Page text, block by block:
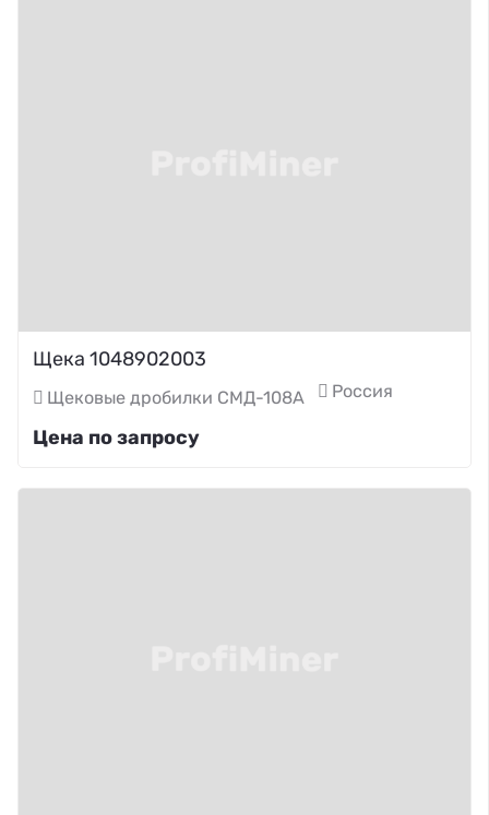
Щека 1048902003
Щековые дробилки СМД-108А Россия
Цена по запросу